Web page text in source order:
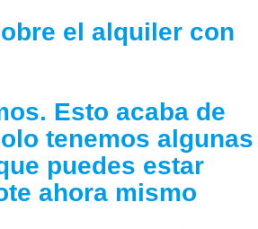
el alquiler con
Esto acaba de
tenemos algunas
puedes estar
ahora mismo